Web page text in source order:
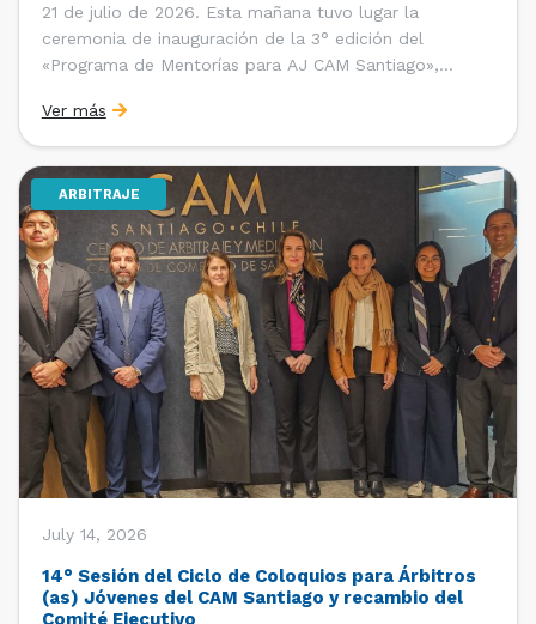
21 de julio de 2026. Esta mañana tuvo lugar la
ceremonia de inauguración de la 3° edición del
«Programa de Mentorías para AJ CAM Santiago»,
Internacionales con el apoyo de la Dirección Ejecutiva
y la Subdirección Ejecutiva y de Asuntos
Internacionales, tras […]
Ver más
ARBITRAJE
July 14, 2026
14° Sesión del Ciclo de Coloquios para Árbitros
(as) Jóvenes del CAM Santiago y recambio del
Comité Ejecutivo